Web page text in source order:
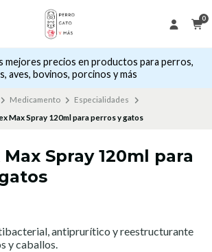
0
mejores precios en productos para perros,
aves, bovinos, porcinos y más
Medicamento
Especialidades
Max Spray 120ml para perros y gatos
Spray 120ml para
antiprurítico y reestructurante
y caballos.